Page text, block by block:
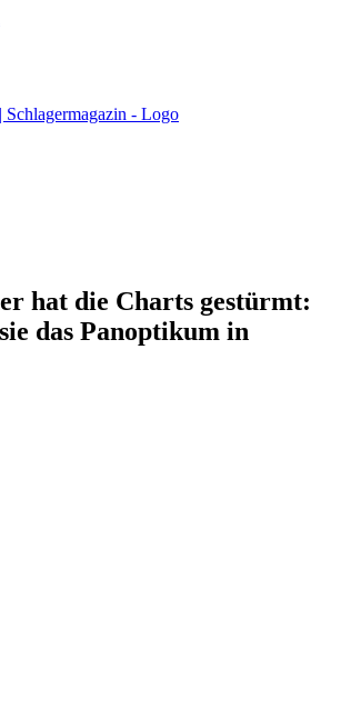
hat die Charts gestürmt:
das Panoptikum in